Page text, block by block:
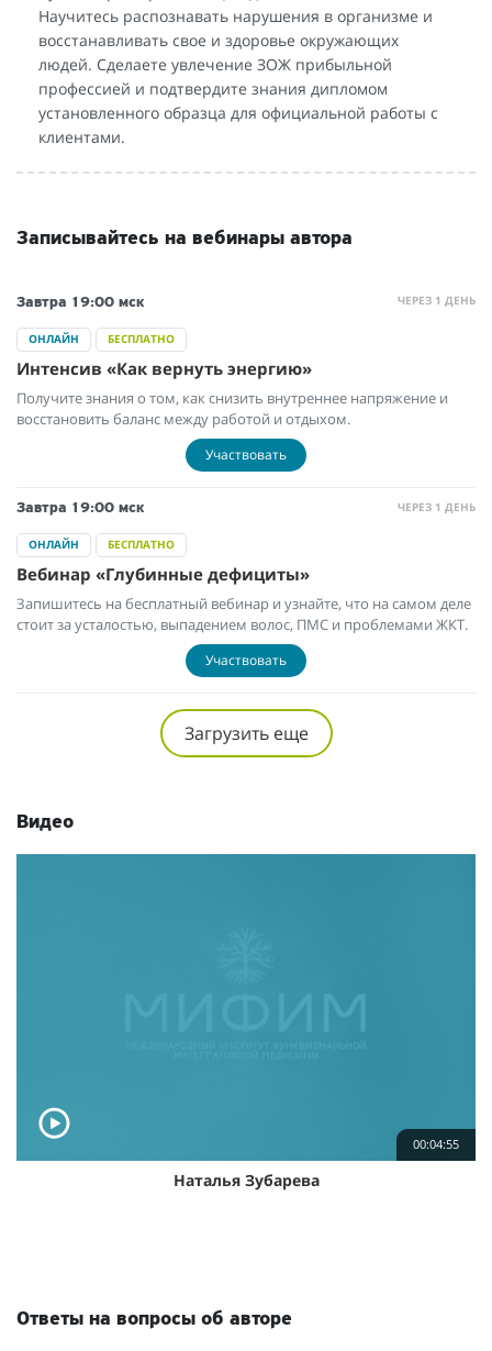
Научитесь распознавать нарушения в организме и
восстанавливать свое и здоровье окружающих
людей. Сделаете увлечение ЗОЖ прибыльной
профессией и подтвердите знания дипломом
установленного образца для официальной работы с
клиентами.
Записывайтесь на вебинары автора
ЧЕРЕЗ 1 ДЕНЬ
Завтра 19:00 мск
ОНЛАЙН БЕСПЛАТНО
Интенсив «Как вернуть энергию»
Получите знания о том, как снизить внутреннее напряжение и
восстановить баланс между работой и отдыхом.
Участвовать
ЧЕРЕЗ 1 ДЕНЬ
Завтра 19:00 мск
ОНЛАЙН БЕСПЛАТНО
Вебинар «Глубинные дефициты»
Запишитесь на бесплатный вебинар и узнайте, что на самом деле
стоит за усталостью, выпадением волос, ПМС и проблемами ЖКТ.
Участвовать
Загрузить еще
Видео
00:04:55
Наталья Зубарева
Ответы на вопросы об авторе